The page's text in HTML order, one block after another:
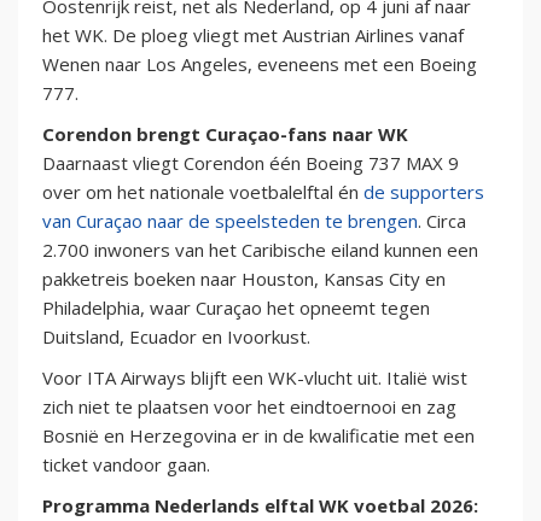
Oostenrijk reist, net als Nederland, op 4 juni af naar
het WK. De ploeg vliegt met Austrian Airlines vanaf
Wenen naar Los Angeles, eveneens met een Boeing
777.
Corendon brengt Curaçao-fans naar WK
Daarnaast vliegt Corendon één Boeing 737 MAX 9
over om het nationale voetbalelftal én de supporters
van Curaçao naar de speelsteden te brengen. Circa
2.700 inwoners van het Caribische eiland kunnen een
pakketreis boeken naar Houston, Kansas City en
Philadelphia, waar Curaçao het opneemt tegen
Duitsland, Ecuador en Ivoorkust.
Voor ITA Airways blijft een WK-vlucht uit. Italië wist
zich niet te plaatsen voor het eindtoernooi en zag
Bosnië en Herzegovina er in de kwalificatie met een
ticket vandoor gaan.
Programma Nederlands elftal WK voetbal 2026: